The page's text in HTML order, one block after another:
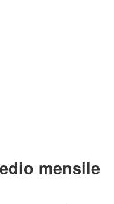
mensile